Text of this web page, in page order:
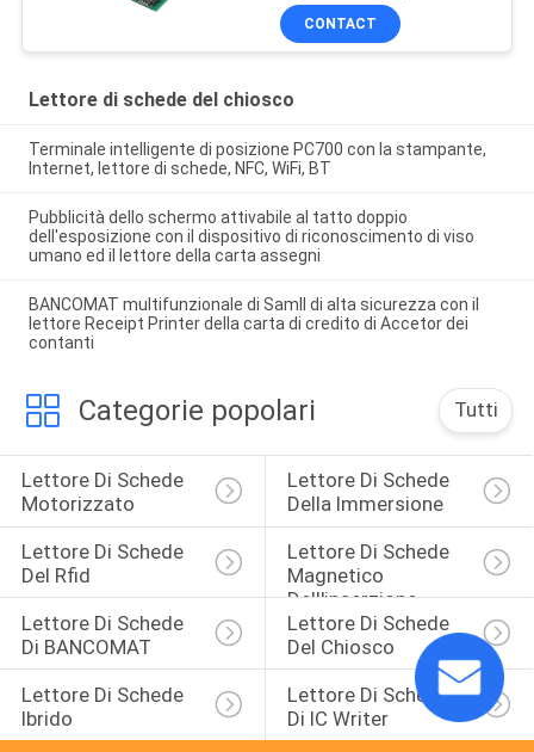
CONTACT
Lettore di schede del chiosco
Terminale intelligente di posizione PC700 con la stampante,
Internet, lettore di schede, NFC, WiFi, BT
Pubblicità dello schermo attivabile al tatto doppio
dell'esposizione con il dispositivo di riconoscimento di viso
umano ed il lettore della carta assegni
BANCOMAT multifunzionale di Samll di alta sicurezza con il
lettore Receipt Printer della carta di credito di Accetor dei
contanti
Categorie popolari Tutti
Lettore Di Schede
Motorizzato
Lettore Di Schede
Della Immersione
Lettore Di Schede
Del Rfid
Lettore Di Schede
Magnetico
Dell'inserzione
Lettore Di Schede
Di BANCOMAT
Lettore Di Schede
Del Chiosco
Lettore Di Schede
Ibrido
Lettore Di Schede
Di IC Writer